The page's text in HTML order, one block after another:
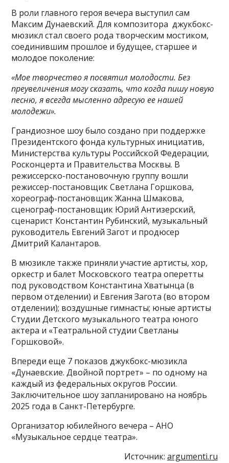
В роли главного героя вечера выступил сам
Максим Дунаевский. Для композитора джукбокс-
мюзикл стал своего рода творческим мостиком,
соединившим прошлое и будущее, старшее и
молодое поколение:
«Мое творчество я посвятил молодости. Без
преувеличения могу сказать, что когда пишу новую
песню, я всегда мысленно адресую ее нашей
молодежи».
Грандиозное шоу было создано при поддержке
Президентского фонда культурных инициатив,
Министерства культуры Российской Федерации,
Росконцерта и Правительства Москвы. В
режиссерско-постановочную группу вошли
режиссер-постановщик Светлана Горшкова,
хореограф-постановщик Жанна Шмакова,
сценограф-постановщик Юрий Антизерский,
сценарист Константин Рубинский, музыкальный
руководитель Евгений Загот и продюсер
Дмитрий Калантаров.
В мюзикле также приняли участие артисты, хор,
оркестр и балет Московского театра оперетты
под руководством Константина Хватынца (в
первом отделении) и Евгения Загота (во втором
отделении); воздушные гимнасты; юные артисты
Студии Детского музыкального театра юного
актера и «Театральной студии Светланы
Горшковой».
Впереди еще 7 показов джукбокс-мюзикла
«Дунаевские. Двойной портрет» – по одному на
каждый из федеральных округов России.
Заключительное шоу запланировано на ноябрь
2025 года в Санкт-Петербурге.
Организатор юбилейного вечера – АНО
«Музыкальное сердце театра».
Источник: argumenti.ru